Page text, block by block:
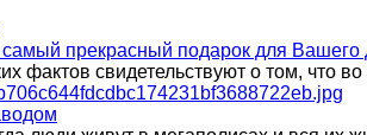
прекрасный подарок для Вашего
фактов свидетельствуют о том, что